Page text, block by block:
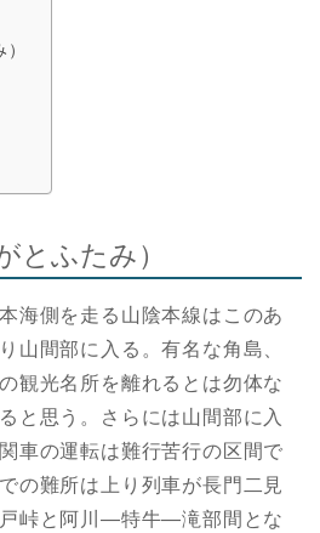
とふたみ）
海側を走る山陰本線はこのあ
山間部に入る。有名な角島、
観光名所を離れるとは勿体な
と思う。さらには山間部に入
車の運転は難行苦行の区間で
の難所は上り列車が長門二見
峠と阿川―特牛―滝部間とな